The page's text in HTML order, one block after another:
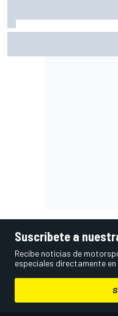
Suscríbete a
Recibe noticias de
especiales directamente